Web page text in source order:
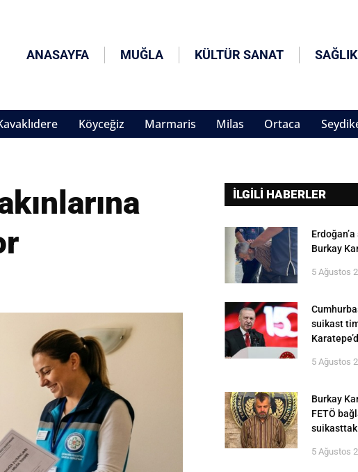
ANASAYFA MUĞLA KÜLTÜR SANAT SAĞLIK
Köyceğiz Marmaris Milas Ortaca
İLGİLİ HABERLER
Burkay
5 Ağustos
suikast
5 Ağustos
Burkay
FETÖ
5 Ağustos